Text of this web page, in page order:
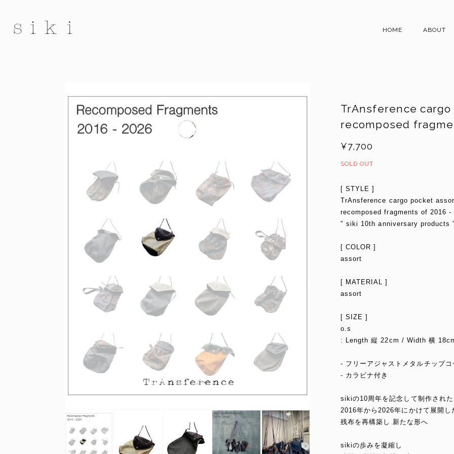
HOME ABOUT
TrAnsference
recomposed
¥7,700
SOLD OUT
[ STYLE ]
TrAnsference cargo pocket
recomposed fragments of 2016 -
" siki 10th anniversary products "
[ COLOR ]
assort
[ MATERIAL ]
assort
[ SIZE ]
o.s
: Length 縦 22cm / Width 横
- フリーアジャストメタルチップコ
- カラビナ付き
sikiの10周年を記念して制作された
2016年から2026年にかけて展開し
残布を再構築し 新たな形へ
sikiの歩みを凝縮し